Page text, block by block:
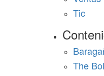
Tic
The